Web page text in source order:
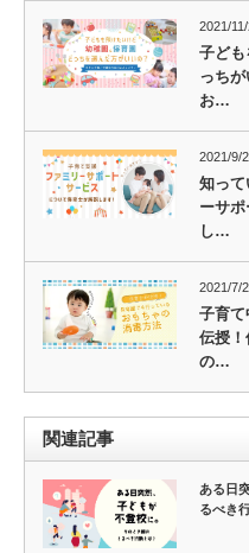
2021/
子ども
っち
お…
2021/9/
知って
ーサ
し…
2021/7/
子育て
伝授！
の…
関連記事
ある日
るべき